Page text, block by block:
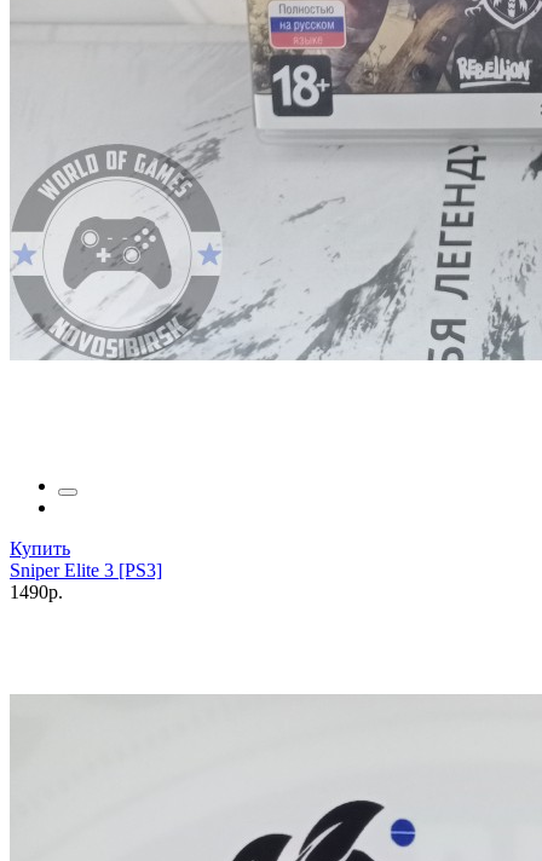
Купить
Sniper Elite 3 [PS3]
1490р.